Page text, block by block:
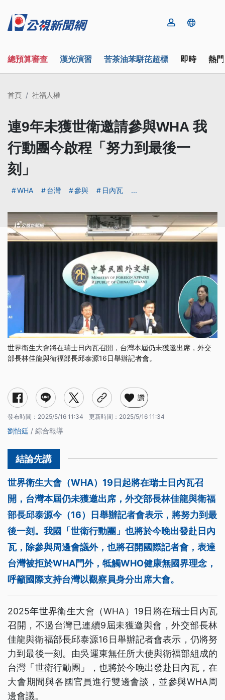
總預算審查 漢光演習 苦茶油苯駢芘超標 即時 熱
首頁 社福人權
連9年未獲世衛邀請參與WHA 我
行動團今啟程「努力到最後一
刻」
WHA 台灣 參與 日內瓦 ...
世界衛生大會將在瑞士日內瓦召開，台灣本屆仍未獲邀出席，外交
部長林佳龍與衛福部長邱泰源16日舉辦記者會。
讚
發布時間： 2025/5/16 11:34 更新時間： 2025/5/16 11:34
劉怡廷 / 綜合報導
世界衛生大會（WHA）19日起將在瑞士日內瓦召
開，台灣本屆仍未獲邀出席，外交部長林佳龍與衛福
部長邱泰源今（16）日舉辦記者會表示，將努力到最
後一刻。我國「世衛行動團」也將於今晚出發赴日內
瓦，除參與周邊會議外，也將召開國際記者會，表達
台灣被拒於WHA門外，牴觸WHO健康無國界理念，
呼籲國際支持台灣以觀察員身分出席大會。
2025年世界衛生大會（WHA）19日將在瑞士日內瓦
召開，不過台灣已連續9屆未獲邀與會，外交部長林
佳龍與衛福部長邱泰源16日舉辦記者會表示，仍將努
力到最後一刻。由吳運東無任所大使與衛福部組成的
台灣「世衛行動團」，也將於今晚出發赴日內瓦，在
大會期間與各國官員進行雙邊會談，並參與WHA周
邊會議。